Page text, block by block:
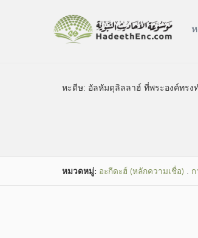
หะดีษ: อัลหัมดุลิลลาฮ์ ที่พระองค์ทร
หมวดหมู่​: อะกีดะฮ์ (หลักความเชื่อ) .